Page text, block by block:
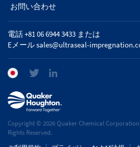
お問い合わせ
電話 +81 06 6944 3433 または
Eメールsales@ultraseal-
Copyright © 2026 Quaker Chemical
Rights Reserved.